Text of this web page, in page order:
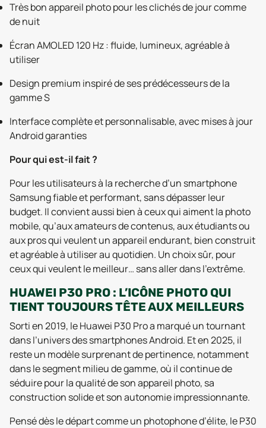
Très bon appareil photo pour les clichés de jour comme
de nuit
Écran AMOLED 120 Hz : fluide, lumineux, agréable à
utiliser
Design premium inspiré de ses prédécesseurs de la
gamme S
Interface complète et personnalisable, avec mises à jour
Android garanties
Pour qui est-il fait ?
Pour les utilisateurs à la recherche d’un smartphone
Samsung fiable et performant, sans dépasser leur
budget. Il convient aussi bien à ceux qui aiment la photo
mobile, qu’aux amateurs de contenus, aux étudiants ou
aux pros qui veulent un appareil endurant, bien construit
et agréable à utiliser au quotidien. Un choix sûr, pour
ceux qui veulent le meilleur… sans aller dans l’extrême.
HUAWEI P30 PRO : L’ICÔNE PHOTO QUI
TIENT TOUJOURS TÊTE AUX MEILLEURS
Sorti en 2019, le Huawei P30 Pro a marqué un tournant
dans l’univers des smartphones Android. Et en 2025, il
reste un modèle surprenant de pertinence, notamment
dans le segment milieu de gamme, où il continue de
séduire pour la qualité de son appareil photo, sa
construction solide et son autonomie impressionnante.
Pensé dès le départ comme un photophone d’élite, le P30